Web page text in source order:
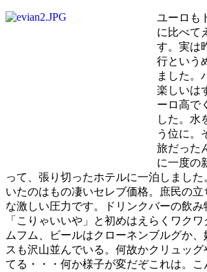
ユーロも
に比べて
す。実は
行という
ました。
楽しいは
ーロ高で
した。水
う位に。
旅だった
に一度の
って、張り切ったホテルに一泊しまし
いたのはもの凄いセレブ価格。庶民の立
な激しい圧力です。ドリンクバーの飲み
「こりゃいいや」と初めはえらくワク
ムフム、ビールはクローネンブルグか
スも沢山並んでいる。何故かクリュッ
てる・・・何か様子が変だぞこれは。